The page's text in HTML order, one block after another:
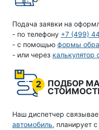
Подача заявки на
- по телефону +7 (499)
- с помощью формы
- или через калькулятор
2
ПОДБОР
Наш диспетчер
автомобиль, планирует